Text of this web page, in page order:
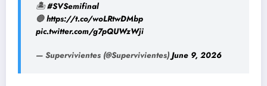
🏝️#SVSemifinal
🔵https://t.co/woLRtwDMbp
pic.twitter.com/g7pQUWzWji
— Supervivientes (@Supervivientes) June 9, 2026